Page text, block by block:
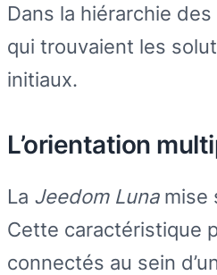
Dans la hiérarchie
qui trouvaient les
initiaux.
L’orientation
La Jeedom Lunamise
Cette caractéristique
connectés au sein